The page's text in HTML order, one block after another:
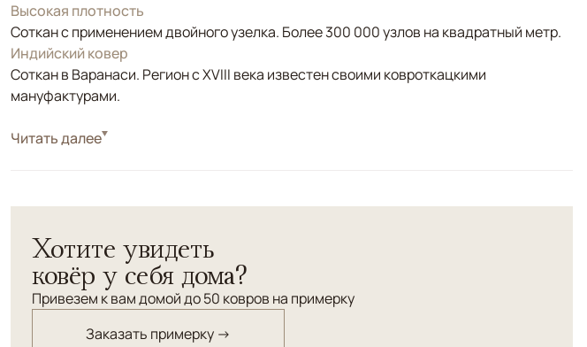
Высокая плотность
Соткан с применением двойного узелка. Более 300 000 узлов на квадратный метр.
Индийский ковер
Соткан в Варанаси. Регион с XVIII века известен своими ковроткацкими
мануфактурами.
СтильСовременные
простотой, четкостью линий и деликатным исполнением. Сдержанно и эффектно
одновременно.
Читать далее
Хотите увидеть
ковёр у себя дома?
Привезем к вам домой до 50 ковров на примерку
Заказать примерку →